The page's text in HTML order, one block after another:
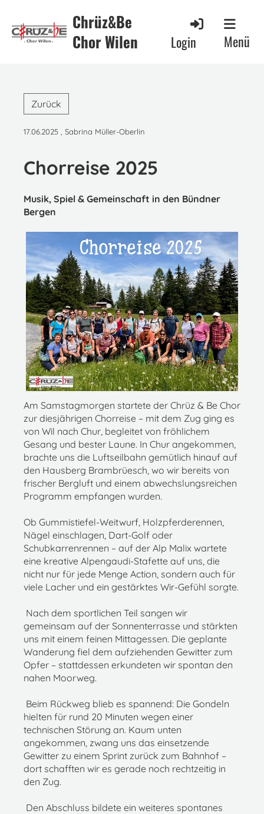
Chrüz&Be
Chor Wilen
Login Menü
Zurück
17.06.2025 , Sabrina Müller-Oberlin
Chorreise 2025
Musik, Spiel & Gemeinschaft in den Bündner
Bergen
Am Samstagmorgen startete der Chrüz & Be Chor
zur diesjährigen Chorreise – mit dem Zug ging es
von Wil nach Chur, begleitet von fröhlichem
Gesang und bester Laune. In Chur angekommen,
brachte uns die Luftseilbahn gemütlich hinauf auf
den Hausberg Brambrüesch, wo wir bereits von
frischer Bergluft und einem abwechslungsreichen
Programm empfangen wurden.
Ob Gummistiefel-Weitwurf, Holzpferderennen,
Nägel einschlagen, Dart-Golf oder
Schubkarrenrennen – auf der Alp Malix wartete
eine kreative Alpengaudi-Stafette auf uns, die
nicht nur für jede Menge Action, sondern auch für
viele Lacher und ein gestärktes Wir-Gefühl sorgte.
Nach dem sportlichen Teil sangen wir
gemeinsam auf der Sonnenterrasse und stärkten
uns mit einem feinen Mittagessen. Die geplante
Wanderung fiel dem aufziehenden Gewitter zum
Opfer – stattdessen erkundeten wir spontan den
nahen Moorweg.
Beim Rückweg blieb es spannend: Die Gondeln
hielten für rund 20 Minuten wegen einer
technischen Störung an. Kaum unten
angekommen, zwang uns das einsetzende
Gewitter zu einem Sprint zurück zum Bahnhof –
dort schafften wir es gerade noch rechtzeitig in
den Zug.
Den Abschluss bildete ein weiteres spontanes